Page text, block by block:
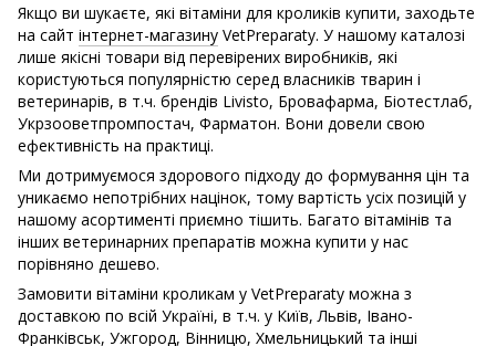
Якщо ви шукаєте, які вітаміни для кроликів купити, заходьте
на сайт інтернет-магазину VetPreparaty. У нашому каталозі
лише якісні товари від перевірених виробників, які
користуються популярністю серед власників тварин і
ветеринарів, в т.ч. брендів Livisto, Бровафарма, Біотестлаб,
Укрзооветпромпостач, Фарматон. Вони довели свою
ефективність на практиці.
Ми дотримуємося здорового підходу до формування цін та
уникаємо непотрібних націнок, тому вартість усіх позицій у
нашому асортименті приємно тішить. Багато вітамінів та
інших ветеринарних препаратів можна купити у нас
порівняно дешево.
Замовити вітаміни кроликам у VetPreparaty можна з
доставкою по всій Україні, в т.ч. у Київ, Львів, Івано-
Франківськ, Ужгород, Вінницю, Хмельницький та інші